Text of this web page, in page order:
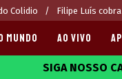
Colidio Filipe Luís
MUNDO AO VIVO
SIGA NOSSO